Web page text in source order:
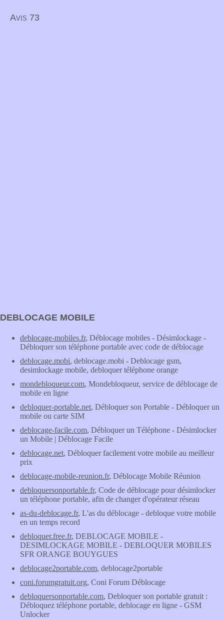
Avis 73
DEBLOCAGE MOBILE
deblocage-mobiles.fr, Déblocage mobiles - Désimlockage -
Débloquer son téléphone portable avec code de déblocage
deblocage.mobi, deblocage.mobi - Deblocage gsm,
desimlockage mobile, debloquer téléphone orange
mondebloqueur.com, Mondebloqueur, service de déblocage de
mobile en ligne
debloquer-portable.net, Débloquer son Portable - Débloquer un
mobile ou carte SIM
deblocage-facile.com, Débloquer un Téléphone - Désimlocker
un Mobile | Déblocage Facile
deblocage.net, Débloquer facilement votre mobile au meilleur
prix
deblocage-mobile-reunion.fr, Déblocage Mobile Réunion
debloquersonportable.fr, Code de déblocage pour désimlocker
un téléphone portable, afin de changer d'opérateur réseau
as-du-deblocage.fr, L'as du déblocage - debloque votre mobile
en un temps record
debloquer.free.fr, DEBLOCAGE MOBILE -
DESIMLOCKAGE MOBILE - DEBLOQUER MOBILES
SFR ORANGE BOUYGUES
deblocage2portable.com, deblocage2portable
coni.forumgratuit.org, Coni Forum Déblocage
debloquersonportable.com, Debloquer son portable gratuit :
Débloquez téléphone portable, deblocage en ligne - GSM
Unlocker